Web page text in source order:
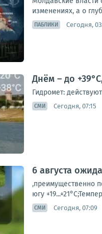
изменениях, а о
ПАБЛИКИ Сегодня,
Днём – до
Гидромет:
СМИ Сегодня, 07:15
6 августа
,преимущественно
югу
СМИ Сегодня, 07:09